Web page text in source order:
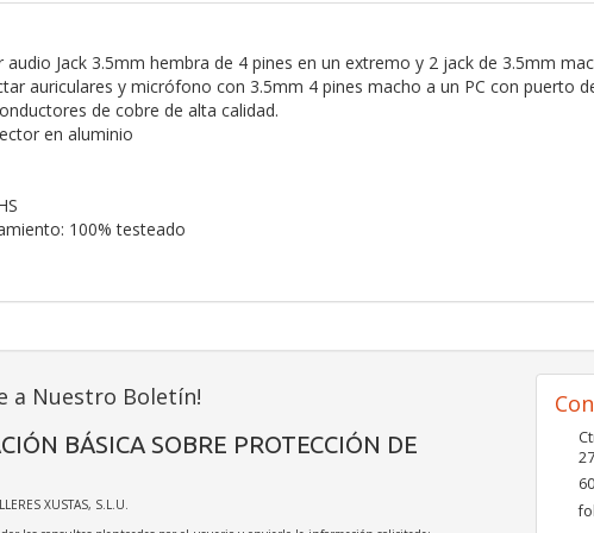
audio Jack 3.5mm hembra de 4 pines en un extremo y 2 jack de 3.5mm
auriculares y micrófono con 3.5mm 4 pines macho a un PC con puerto
de cobre de alta calidad.
en aluminio
100% testeado
a Nuestro Boletín!
BÁSICA SOBRE PROTECCIÓN DE
XUSTAS, S.L.U.